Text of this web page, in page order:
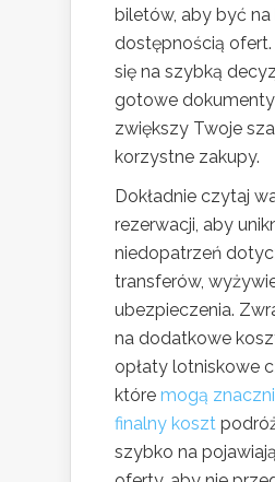
biletów, aby być na
dostępnością
się na szybką
gotowe
zwiększy Twoje
korzystne zakupy.
Dokładnie czytaj
rezerwacji, aby
niedopatrzeń
transferów,
ubezpieczenia.
na dodatkowe
opłaty lotniskowe
które mogą
finalny koszt
szybko na